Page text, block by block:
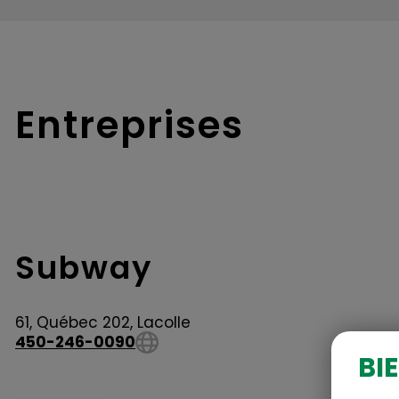
Entreprises
Subway
61, Québec 202, Lacolle
450-246-0090